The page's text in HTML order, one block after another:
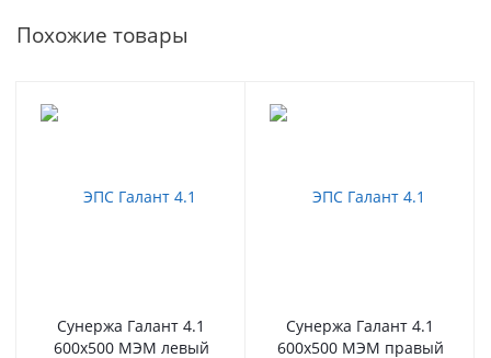
Похожие товары
Сунержа Галант 4.1
600х500 МЭМ левый
Сунержа Галант 4.1
600х500 МЭМ правый